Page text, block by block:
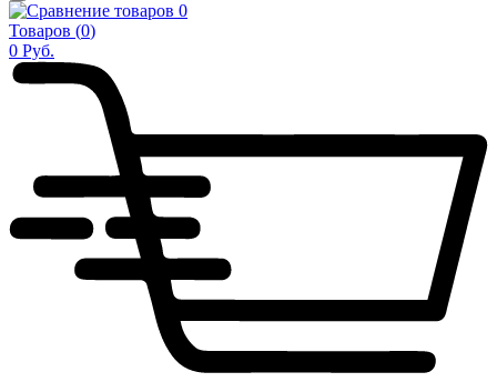
0
Товаров (0)
0 Руб.